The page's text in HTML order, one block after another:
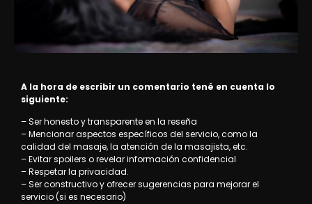
A la hora de escribir un comentario tené en cuenta lo
siguiente:
– Ser honesto y transparente en la reseña
– Mencionar aspectos específicos del servicio, como la
calidad del masaje, la atención de la masajista, etc.
– Evitar spoilers o revelar información confidencial
– Respetar la privacidad.
– Ser constructivo y ofrecer sugerencias para mejorar el
servicio (si es necesario)